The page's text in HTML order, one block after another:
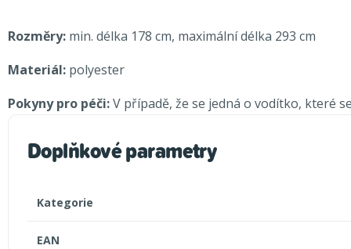
Rozměry: min. délka 178 cm, maximální délka 293 cm
Materiál: polyester
Pokyny pro péči:V případě, že se jedná o vodítko, které
Doplňkové parametry
Kategorie
EAN